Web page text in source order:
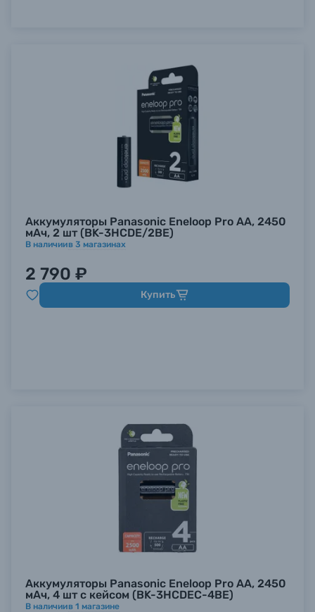
Аккумуляторы Panasonic Eneloop Pro AA, 2450
мАч, 2 шт (BK-3HCDE/2BE)
В наличиив 3 магазинах
2 790 ₽
Купить
Аккумуляторы Panasonic Eneloop Pro AA, 2450
мАч, 4 шт с кейсом (BK-3HCDEC-4BE)
В наличиив 1 магазине